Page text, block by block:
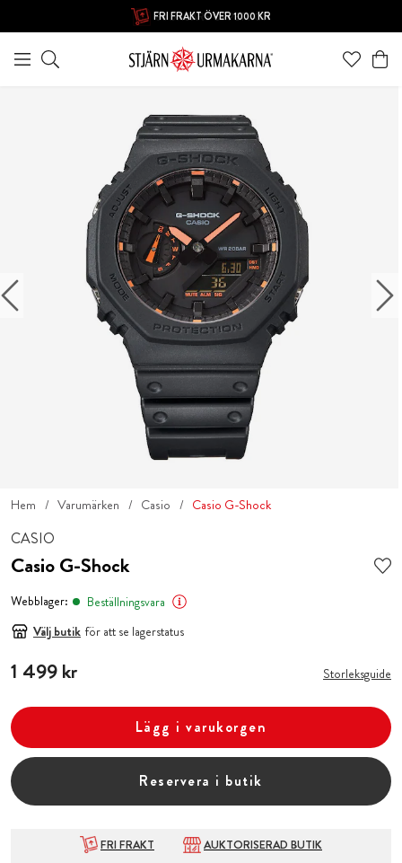
60 DAGARS ÖPPET KÖP
FRI FRAKT ÖVER 1000 KR
Hem Varumärken Casio Casio G-Shock
CASIO
Casio G-Shock
Webblager:
Beställningsvara
Välj butik för att se lagerstatus
Pris :1 499 kr
1 499 kr Storleksguide
Lägg i varukorgen
Reservera i butik
FRI FRAKT
AUKTORISERAD BUTIK